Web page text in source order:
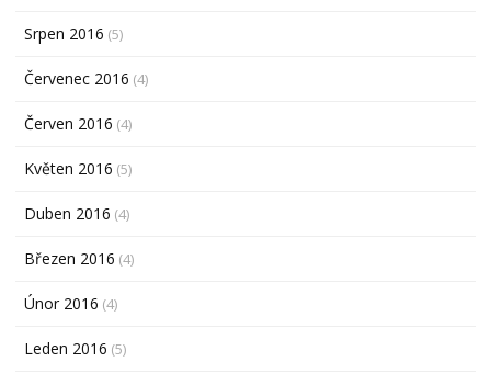
Srpen 2016 (5)
Červenec 2016 (4)
Červen 2016 (4)
Květen 2016 (5)
Duben 2016 (4)
Březen 2016 (4)
Únor 2016 (4)
Leden 2016 (5)